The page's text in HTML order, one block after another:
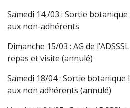
Samedi 14 /03 : Sortie botanique
aux non-adhérents
Dimanche 15/03 : AG de
repas et visite (annulé)
Samedi 18/04 : Sortie botanique
aux non adhérents (annulé)